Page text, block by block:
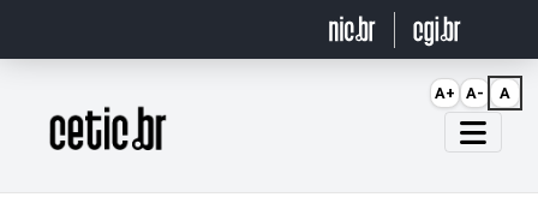
Página inicial
A+ A- A